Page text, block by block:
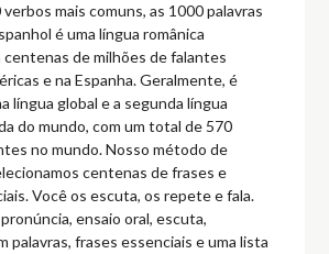
mais comuns, as 1000 palavras
é uma língua românica
de milhões de falantes
e na Espanha. Geralmente, é
língua global e a segunda língua
do mundo, com um total de 570
no mundo. Nosso método de
centenas de frases e
Você os escuta, os repete e fala.
ensaio oral, escuta,
palavras, frases essenciais e uma lista